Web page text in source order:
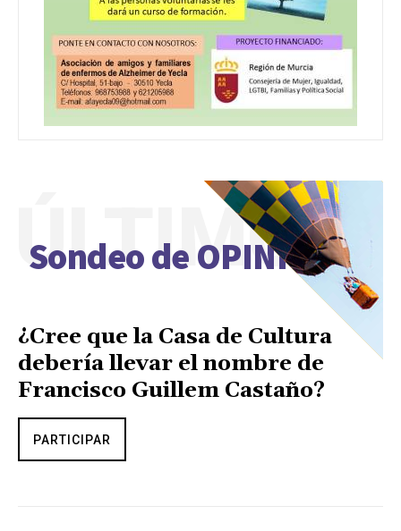
Sondeo de OPINIÓN
ÚLTIMO
¿Cree que la Casa de Cultura
debería llevar el nombre de
Francisco Guillem Castaño?
PARTICIPAR